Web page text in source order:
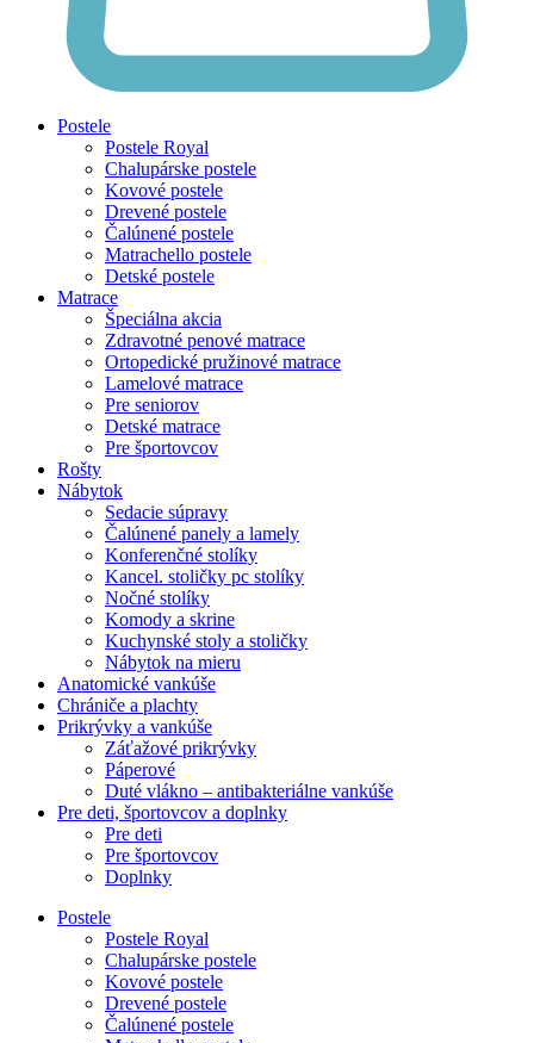
Postele
Postele Royal
Chalupárske postele
Kovové postele
Drevené postele
Čalúnené postele
Matrachello postele
Detské postele
Matrace
Špeciálna akcia
Zdravotné penové matrace
Ortopedické pružinové matrace
Lamelové matrace
Pre seniorov
Detské matrace
Pre športovcov
Rošty
Nábytok
Sedacie súpravy
Čalúnené panely a lamely
Konferenčné stolíky
Kancel. stoličky pc stolíky
Nočné stolíky
Komody a skrine
Kuchynské stoly a stoličky
Nábytok na mieru
Anatomické vankúše
Chrániče a plachty
Prikrývky a vankúše
Záťažové prikrývky
Páperové
Duté vlákno – antibakteriálne vankúše
Pre deti, športovcov a doplnky
Pre deti
Pre športovcov
Doplnky
Postele
Postele Royal
Chalupárske postele
Kovové postele
Drevené postele
Čalúnené postele